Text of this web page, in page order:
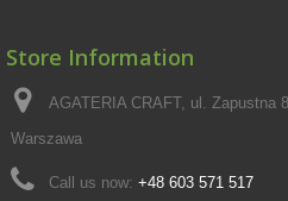
Store Information
AGATERIA CRAFT, ul. Zapustna
Warszawa
Call us now: +48 603 571 517